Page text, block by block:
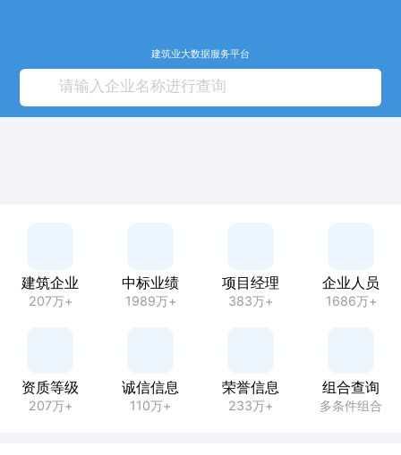
建筑业大数据服务平台
建筑企业
207万+
中标业绩
1989万+
项目经理
383万+
企业人员
1686万+
资质等级
207万+
诚信信息
110万+
荣誉信息
233万+
组合查询
多条件组合